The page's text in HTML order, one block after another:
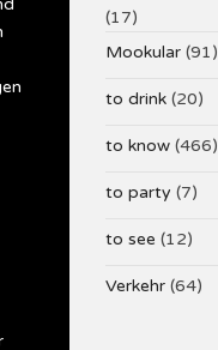
(17)
Mookular(91)
to drink(20)
to know(466)
to party (7)
to see (12)
Verkehr(64)